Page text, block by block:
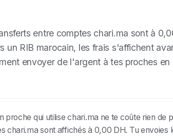
entre comptes chari.ma sont à
un RIB marocain, les frais s'affichent
envoyer de l'argent à tes proches en
proche qui utilise chari.ma ne te coûte rien de
chari.ma sont affichés à 0,00 DH. Tu envoies